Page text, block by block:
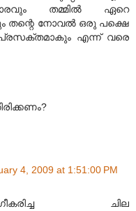
തമ്മില്‍ ഏറെ
തന്റെ നോവല്‍ ഒരു പക്ഷെ
എന്ന് വരെ
4, 2009 at 1:51:00 PM
ചില